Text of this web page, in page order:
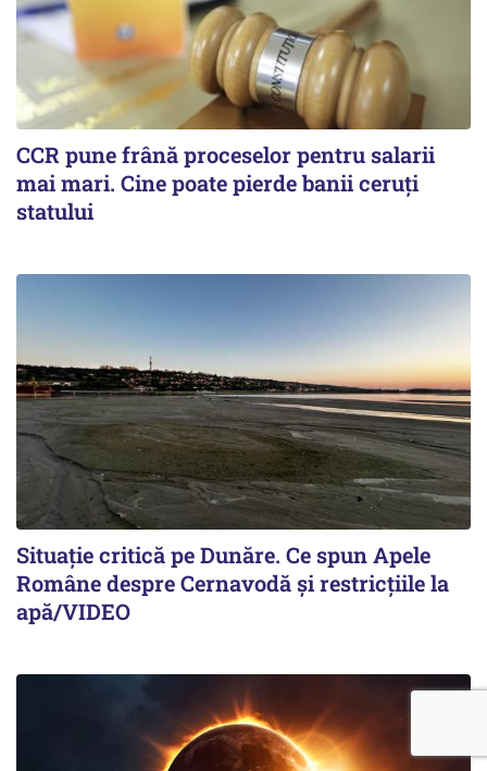
CCR pune frână proceselor pentru salarii
mai mari. Cine poate pierde banii ceruți
statului
Situație critică pe Dunăre. Ce spun Apele
Române despre Cernavodă și restricțiile la
apă/VIDEO